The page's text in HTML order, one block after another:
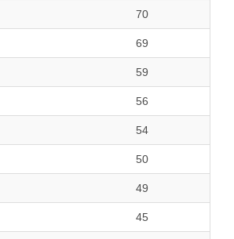
70
69
59
56
54
50
49
45